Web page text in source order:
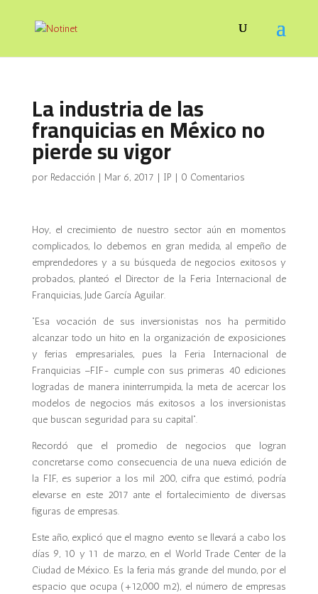
La industria de las
franquicias en México no
pierde su vigor
por Redacción | Mar 6, 2017 | IP | 0 Comentarios
Hoy, el crecimiento de nuestro sector aún en momentos
complicados, lo debemos en gran medida, al empeño de
emprendedores y a su búsqueda de negocios exitosos y
probados, planteó el Director de la Feria Internacional de
Franquicias, Jude García Aguilar.
“Esa vocación de sus inversionistas nos ha permitido
alcanzar todo un hito en la organización de exposiciones
y ferias empresariales, pues la Feria Internacional de
Franquicias –FIF- cumple con sus primeras 40 ediciones
logradas de manera ininterrumpida, la meta de acercar los
modelos de negocios más exitosos a los inversionistas
que buscan seguridad para su capital”.
Recordó que el promedio de negocios que logran
concretarse como consecuencia de una nueva edición de
la FIF, es superior a los mil 200, cifra que estimó, podría
elevarse en este 2017 ante el fortalecimiento de diversas
figuras de empresas.
Este año, explicó que el magno evento se llevará a cabo los
días 9, 10 y 11 de marzo, en el World Trade Center de la
Ciudad de México. Es la feria más grande del mundo, por el
espacio que ocupa (+12,000 m2), el número de empresas